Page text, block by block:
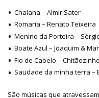
Chalana – Almir Sater
Romaria – Renato Teixeira
Menino da Porteira –
Boate Azul – Joaquim &
Fio de Cabelo –
Saudade da minha terra –
São músicas que